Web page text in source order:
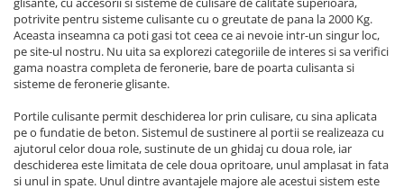
potrivite pentru sisteme culisante cu o greutate de pana la 2000 Kg.
Aceasta inseamna ca poti gasi tot ceea ce ai nevoie intr-un singur loc,
pe site-ul nostru. Nu uita sa explorezi categoriile de interes si sa verifici
gama noastra completa de feronerie, bare de poarta culisanta si
sisteme de feronerie glisante.
Portile culisante permit deschiderea lor prin culisare, cu sina aplicata
pe o fundatie de beton. Sistemul de sustinere al portii se realizeaza cu
ajutorul celor doua role, sustinute de un ghidaj cu doua role, iar
deschiderea este limitata de cele doua opritoare, unul amplasat in fata
si unul in spate. Unul dintre avantajele majore ale acestui sistem este